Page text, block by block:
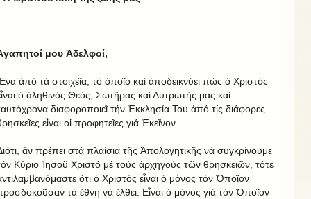
μου Ἀδελφοί,
ἀπό τά στοιχεῖα, τό ὁποῖο καί ἀποδεικνύει πώς ὁ Χριστός
ὁ ἀληθινός Θεός, Σωτῆρας καί Λυτρωτής μας καί
διαφοροποιεῖ τήν Ἐκκλησία Του ἀπό τίς διάφορες
εἶναι οἱ προφητεῖες γιά Ἐκεῖνον.
ἄν πρέπει στά πλαίσια τῆς Ἀπολογητικῆς νά συγκρίνουμε
Κύριο Ἰησοῦ Χριστό μέ τούς ἀρχηγούς τῶν θρησκειῶν, τότε
ὅτι ὁ Χριστός εἶναι ὁ μόνος τόν Ὁποῖον
τά ἔθνη νά ἔλθει. Εἶναι ὁ μόνος γιά τόν Ὁποῖον